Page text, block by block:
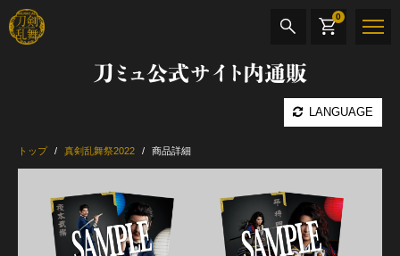
刀ミュ公式サイト内通販
LANGUAGE
0
CD・DVD
トップ 真剣乱舞祭2022 商品詳細